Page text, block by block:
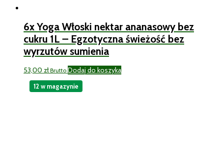
6x Yoga Włoski nektar ananasowy bez
cukru 1L – Egzotyczna świeżość bez
wyrzutów sumienia
53,00 zł Brutto Dodaj do koszyka
12 w magazynie